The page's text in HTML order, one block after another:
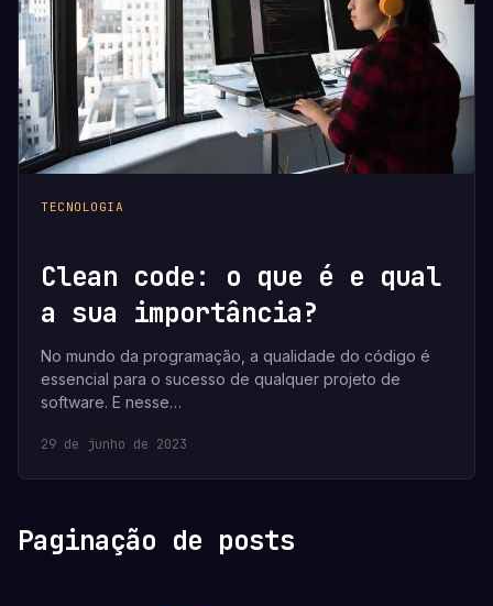
TECNOLOGIA
Clean code: o que é e qual
a sua importância?
No mundo da programação, a qualidade do código é
essencial para o sucesso de qualquer projeto de
software. E nesse…
29 de junho de 2023
Paginação de posts